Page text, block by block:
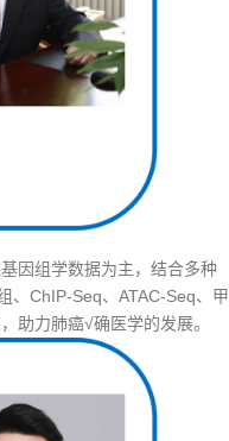
因组学数据为主，结合多种
、ChIP-Seq、ATAC-Seq、甲
助力肺癌√确医学的发展。